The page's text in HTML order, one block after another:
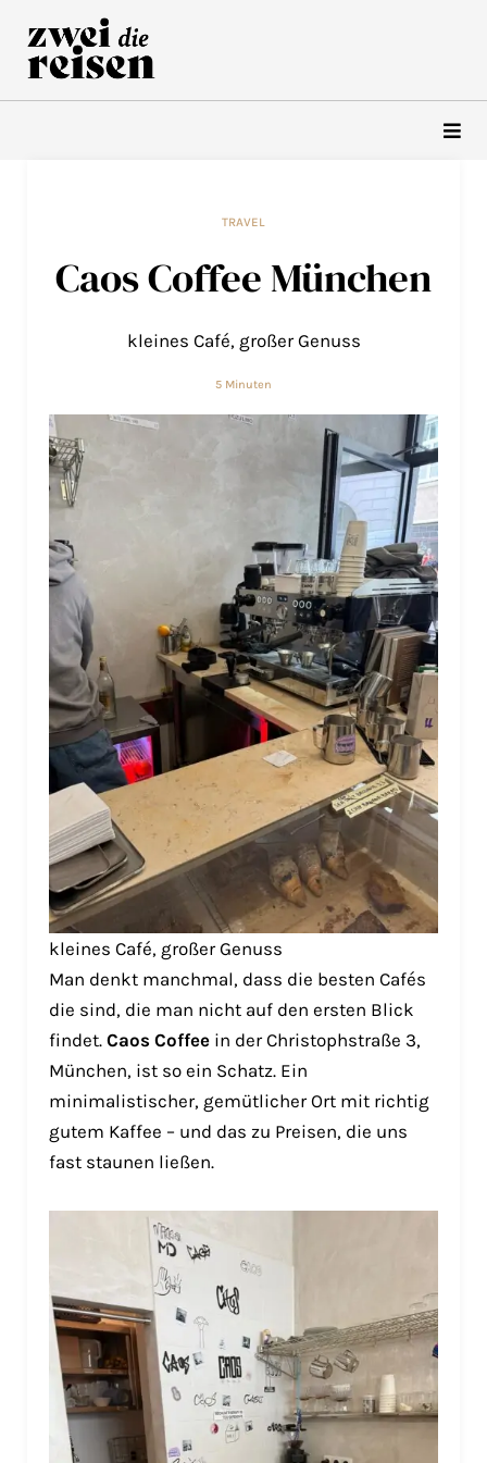
Inhalt
springen
TRAVEL
Caos Coffee München
kleines Café, großer Genuss
5 Minuten
kleines Café, großer Genuss
Man denkt manchmal, dass die besten Cafés
die sind, die man nicht auf den ersten Blick
findet. Caos Coffee in der Christophstraße 3,
München, ist so ein Schatz. Ein
minimalistischer, gemütlicher Ort mit richtig
gutem Kaffee – und das zu Preisen, die uns
fast staunen ließen.